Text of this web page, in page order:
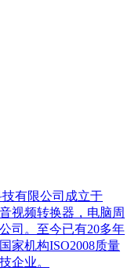
有限公司成立于
视频转换器，电脑周
司。至今已有20多年
家机构ISO2008质量
企业。